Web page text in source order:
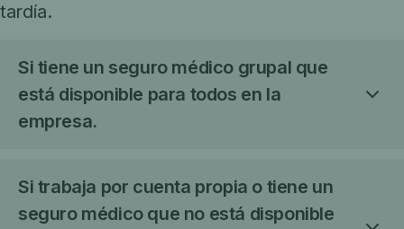
tardía.
Si tiene un seguro médico grupal que
está disponible para todos en la
empresa.
Si trabaja por cuenta propia o tiene un
seguro médico que no está disponible